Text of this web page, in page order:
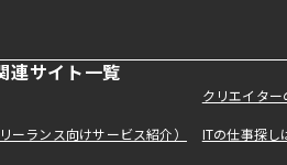
連サイト一覧
クリエイタ
ーランス向けサービス紹介） ITの仕事探